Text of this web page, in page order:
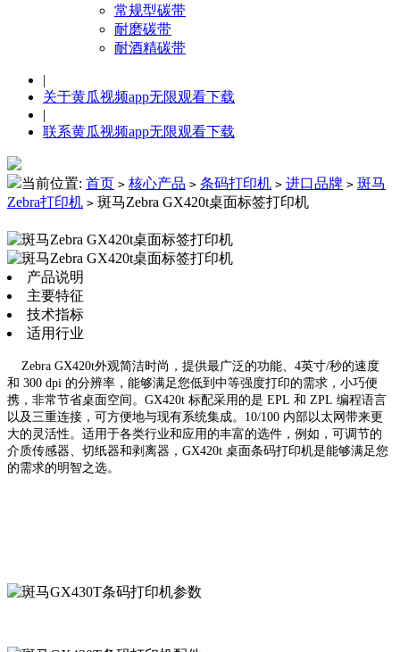
常规型碳带
耐磨碳带
耐酒精碳带
|
关于黄瓜视频app无限观看下载
|
联系黄瓜视频app无限观看下载
当前位置: 首页 > 核心产品 > 条码打印机 > 进口品牌 > 斑马
Zebra打印机 > 斑马Zebra GX420t桌面标签打印机
产品说明
主要特征
技术指标
适用行业
Zebra GX420t外观简洁时尚，提供最广泛的功能、4英寸/秒的速度
和 300 dpi 的分辨率，能够满足您低到中等强度打印的需求，小巧便
携，非常节省桌面空间。GX420t 标配采用的是 EPL 和 ZPL 编程语言
以及三重连接，可方便地与现有系统集成。10/100 内部以太网带来更
大的灵活性。适用于各类行业和应用的丰富的选件，例如，可调节的
介质传感器、切纸器和剥离器，GX420t 桌面条码打印机是能够满足您
的需求的明智之选。